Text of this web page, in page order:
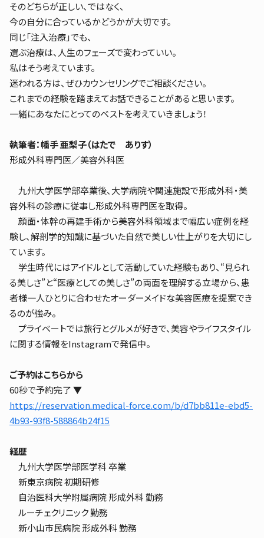
そのどちらが正しい、ではなく、
今の自分に合っているかどうかが大切です。
同じ「注入治療」でも、
選ぶ治療は、人生のフェーズで変わっていい。
私はそう考えています。
迷われる方は、ぜひカウンセリングでご相談ください。
これまでの経験を踏まえてお話できることがあると思います。
一緒にあなたにとってのベストを考えていきましょう！
執筆者：幡手 亜梨子（はたで ありす）
形成外科専門医／美容外科医
九州大学医学部卒業後、大学病院や関連施設で形成外科・美
容外科の診療に従事し形成外科専門医を取得。
顔面・体幹の再建手術から美容外科領域まで幅広い症例を経
験し、解剖学的知識に基づいた自然で美しい仕上がりを大切にし
ています。
学生時代にはアイドルとして活動していた経験もあり、“見られ
る美しさ”と“医療としての美しさ”の両面を理解する立場から、患
者様一人ひとりに合わせたオーダーメイドな美容医療を提案でき
るのが強み。
プライベートでは旅行とグルメが好きで、美容やライフスタイル
に関する情報をInstagramで発信中。
ご予約はこちらから
60秒で予約完了 ▼
https://reservation.medical-force.com/b/d7bb811e-ebd5-
4b93-93f8-588864b24f15
経歴
九州大学医学部医学科 卒業
新東京病院 初期研修
自治医科大学附属病院 形成外科 勤務
ルーチェクリニック 勤務
新小山市民病院 形成外科 勤務